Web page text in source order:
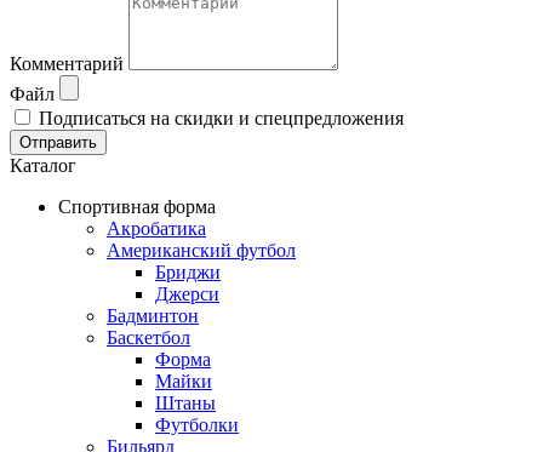
Комментарий
Файл
Подписаться на скидки и спецпредложения
Отправить
Каталог
Спортивная форма
Акробатика
Американский футбол
Бриджи
Джерси
Бадминтон
Баскетбол
Форма
Майки
Штаны
Футболки
Бильярд